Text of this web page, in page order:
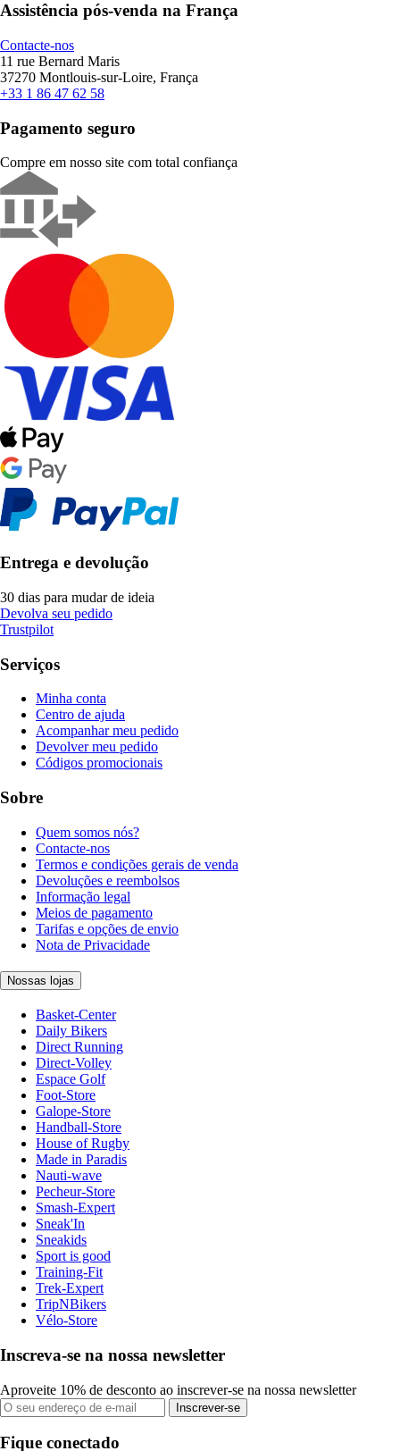
Assistência pós-venda na França
Contacte-nos
11 rue Bernard Maris
37270 Montlouis-sur-Loire, França
+33 1 86 47 62 58
Pagamento seguro
Compre em nosso site com total confiança
Entrega e devolução
30 dias para mudar de ideia
Devolva seu pedido
Trustpilot
Serviços
Minha conta
Centro de ajuda
Acompanhar meu pedido
Devolver meu pedido
Códigos promocionais
Sobre
Quem somos nós?
Contacte-nos
Termos e condições gerais de venda
Devoluções e reembolsos
Informação legal
Meios de pagamento
Tarifas e opções de envio
Nota de Privacidade
Nossas lojas
Basket-Center
Daily Bikers
Direct Running
Direct-Volley
Espace Golf
Foot-Store
Galope-Store
Handball-Store
House of Rugby
Made in Paradis
Nauti-wave
Pecheur-Store
Smash-Expert
Sneak'In
Sneakids
Sport is good
Training-Fit
Trek-Expert
TripNBikers
Vélo-Store
Inscreva-se na nossa newsletter
Aproveite 10% de desconto ao inscrever-se na nossa newsletter
Inscrever-se
Fique conectado